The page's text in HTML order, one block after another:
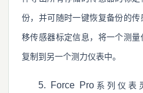
份，并可随时一键恢复备份的
移传感器标定信息，将一个测
复制到另一个测力仪表中。
5. Force Pro系列仪表